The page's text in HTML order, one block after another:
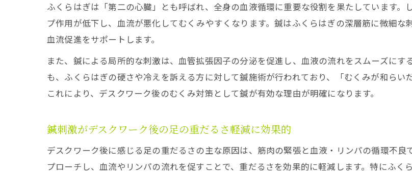
むくみ改善を目指すなら鍼の可能性に注目
むくみ改善には鍼のアプローチが効果的
鍼灸施術で血行促進しむくみを改善する
足の重だるさに鍼が選ばれる理由を解説
在宅ワークでたまる足の重だるさを鍼ですっき
鍼で冷えとむくみを同時にケアするアプ
ふくらはぎは「第二の心臓」とも呼ばれ、全身の血液循環に重要な役割を果たしています
プ作用が低下し、血流が悪化してむくみやすくなります。鍼はふくらはぎの深層筋に微細
血流促進をサポートします。
また、鍼による局所的な刺激は、血管拡張因子の分泌を促進し、血液の流れをスムーズに
も、ふくらはぎの硬さや冷えを訴える方に対して鍼施術が行われており、「むくみが和らい
これにより、デスクワーク後のむくみ対策として鍼が有効な理由が明確になります。
鍼刺激がデスクワーク後の足の重だるさ軽減に効果的
デスクワーク後に感じる足の重だるさの主な原因は、筋肉の緊張と血液・リンパの循環不
プローチし、血流やリンパの流れを促すことで、重だるさを効果的に軽減します。特にふ